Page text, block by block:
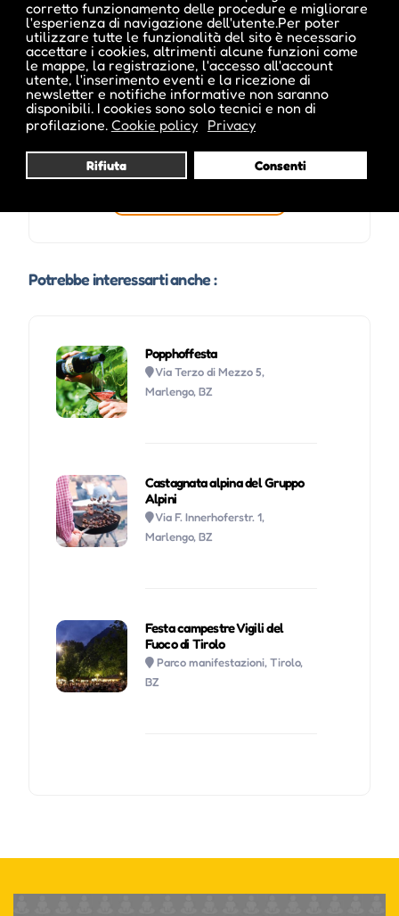
corretto funzionamento delle procedure e migliorare
l'esperienza di navigazione dell'utente.Per poter
utilizzare tutte le funzionalità del sito è necessario
accettare i cookies, altrimenti alcune funzioni come
le mappe, la registrazione, l'accesso all'account
utente, l'inserimento eventi e la ricezione di
newsletter e notifiche informative non saranno
disponibili. I cookies sono solo tecnici e non di
profilazione. Cookie policy Privacy
Rifiuta Consenti
Potrebbe interessarti anche :
Popphoffesta
Via Terzo di Mezzo 5,
Marlengo, BZ
Castagnata alpina del Gruppo
Alpini
Via F. Innerhoferstr. 1,
Marlengo, BZ
Festa campestre Vigili del
Fuoco di Tirolo
Parco manifestazioni, Tirolo,
BZ